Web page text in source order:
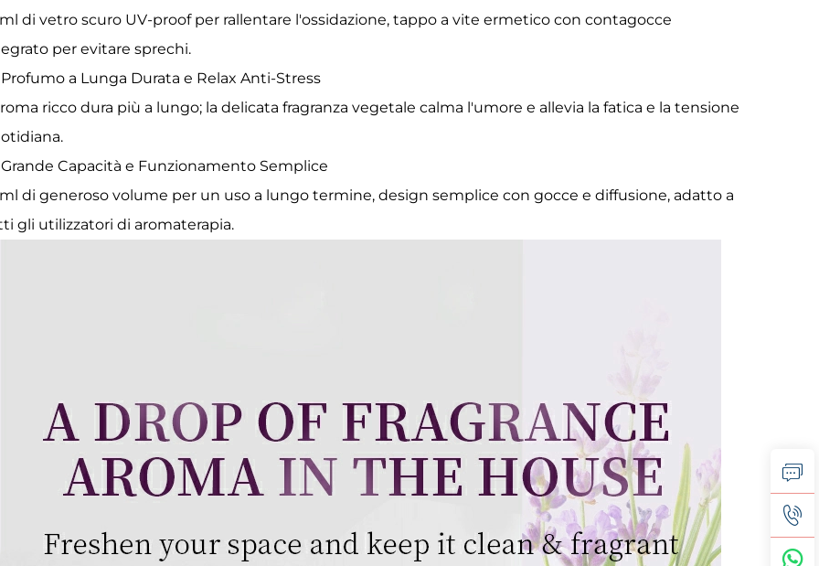
di vetro scuro UV-proof per rallentare l'ossidazione, tappo a vite ermetico con contagocce
per evitare sprechi.
Profumo a Lunga Durata e Relax Anti-Stress
ricco dura più a lungo; la delicata fragranza vegetale calma l'umore e allevia la fatica e la tensione
Grande Capacità e Funzionamento Semplice
di generoso volume per un uso a lungo termine, design semplice con gocce e diffusione, adatto a
gli utilizzatori di aromaterapia.